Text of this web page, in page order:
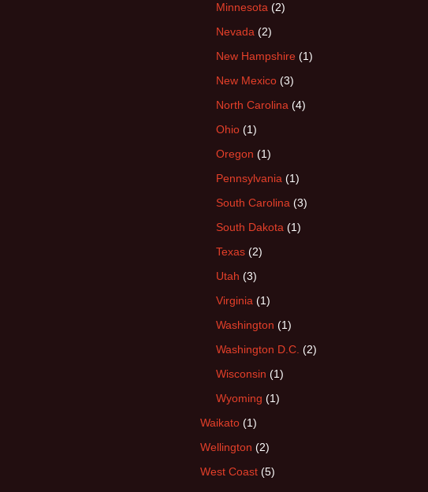
Minnesota (2)
Nevada (2)
New Hampshire (1)
New Mexico (3)
North Carolina (4)
Ohio (1)
Oregon (1)
Pennsylvania (1)
South Carolina (3)
South Dakota (1)
Texas (2)
Utah (3)
Virginia (1)
Washington (1)
Washington D.C. (2)
Wisconsin (1)
Wyoming (1)
Waikato (1)
Wellington (2)
West Coast (5)